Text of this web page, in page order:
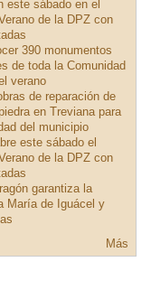
este sábado en el
de la DPZ con
390 monumentos
de toda la Comunidad
verano
de reparación de
en Treviana para
del municipio
este sábado el
de la DPZ con
garantiza la
María de Iguácel y
Más